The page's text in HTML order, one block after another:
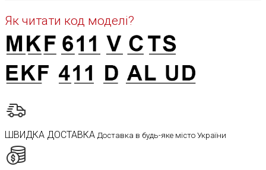
Як читати код моделі?
ШВИДКА ДОСТАВКА Доставка в будь-яке місто України